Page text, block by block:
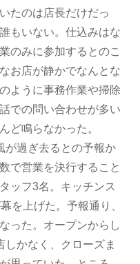
たのは店長だけだっ
もいない。仕込みはな
のみに参加するとのこ
お店が静かでなんとな
ように事務作業や掃除
での問い合わせが多い
ど鳴らなかった。
過ぎ去るとの予報か
で営業を決行すること
ッフ3名。キッチンス
を上げた。予報通り、
った。オープンからし
かなく、クローズま